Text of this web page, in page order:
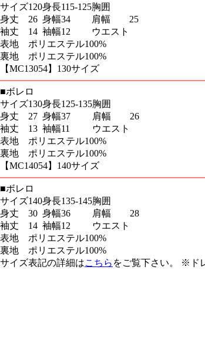
サイズ120身長115-125胸囲
身丈
26 身幅34 肩幅
25
袖丈
14 袖幅12
ウエスト
表地
ポリエステル100%
裏地
ポリエステル100%
【MC13054】130サイズ
■ボレロ
サイズ130身長125-135胸囲
身丈
27 身幅37 肩幅
26
袖丈
13 袖幅11
ウエスト
表地
ポリエステル100%
裏地
ポリエステル100%
【MC14054】140サイズ
■ボレロ
サイズ140身長135-145胸囲
身丈
30 身幅36 肩幅
28
袖丈
14 袖幅12
ウエスト
表地
ポリエステル100%
裏地
ポリエステル100%
サイズ表記の詳細はこちら をご覧下さい。 ※ド